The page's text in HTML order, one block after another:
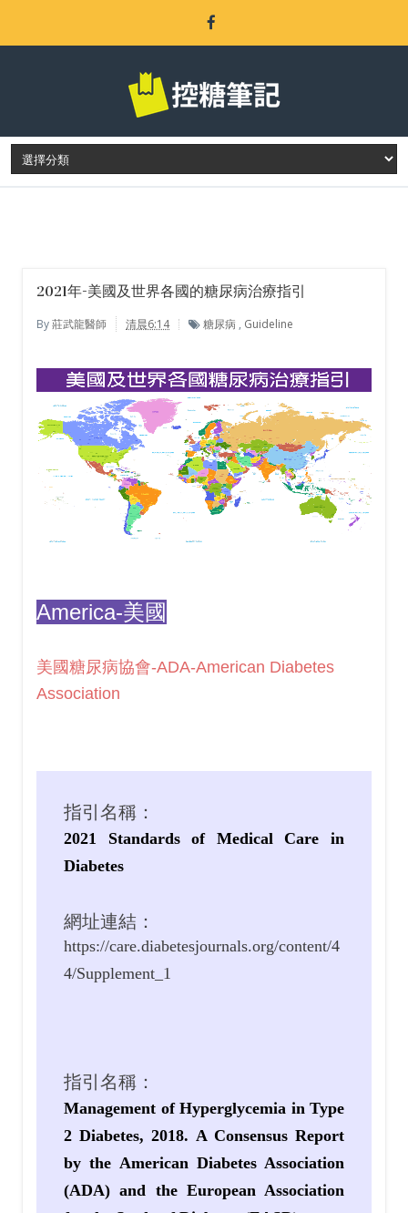
LATEST POST
2021年-美國及世界各國的糖尿病治療指引
By莊武龍醫師 清晨6:14 糖尿病 , Guideline
America-美國
美國糖尿病協會-ADA-American Diabetes
Association
指引名稱：
2021 Standards of Medical Care in
Diabetes
網址連結：
https://care.diabetesjournals.org/content/4
4/Supplement_1
指引名稱：
Management of Hyperglycemia in Type
2 Diabetes, 2018. A Consensus Report
by the American Diabetes Association
(ADA) and the European Association